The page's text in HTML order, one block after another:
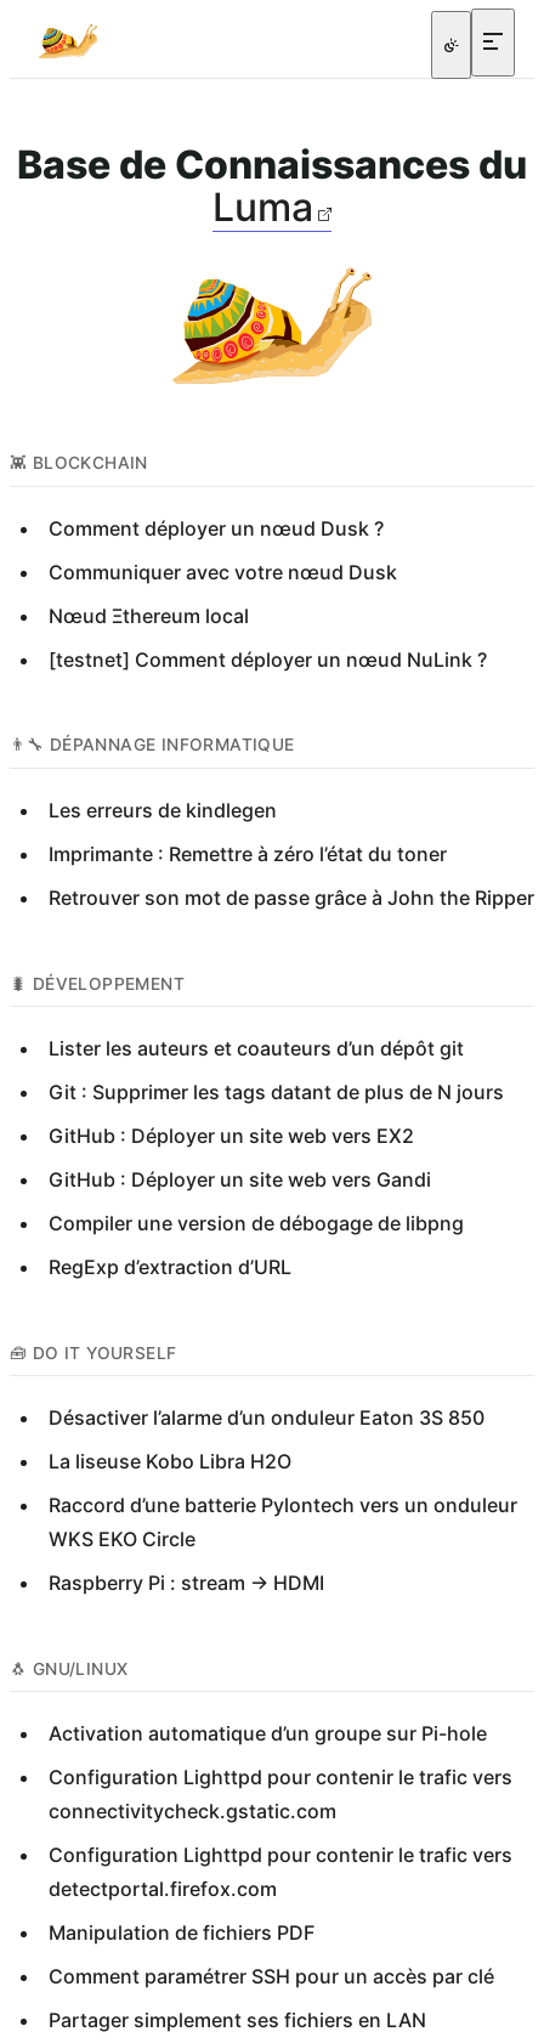
Base de Connaissances du
Luma
👾 BLOCKCHAIN
Comment déployer un nœud Dusk ?
Communiquer avec votre nœud Dusk
Nœud Ξthereum local
[testnet] Comment déployer un nœud NuLink ?
👨‍🔧 DÉPANNAGE INFORMATIQUE
Les erreurs de kindlegen
Imprimante : Remettre à zéro l’état du toner
Retrouver son mot de passe grâce à John the Ripper
🐛 DÉVELOPPEMENT
Lister les auteurs et coauteurs d’un dépôt git
Git : Supprimer les tags datant de plus de N jours
GitHub : Déployer un site web vers EX2
GitHub : Déployer un site web vers Gandi
Compiler une version de débogage de libpng
RegExp d’extraction d’URL
🧰 DO IT YOURSELF
Désactiver l’alarme d’un onduleur Eaton 3S 850
La liseuse Kobo Libra H2O
Raccord d’une batterie Pylontech vers un onduleur
WKS EKO Circle
Raspberry Pi : stream → HDMI
🐧 GNU/LINUX
Activation automatique d’un groupe sur Pi-hole
Configuration Lighttpd pour contenir le trafic vers
connectivitycheck.gstatic.com
Configuration Lighttpd pour contenir le trafic vers
detectportal.firefox.com
Manipulation de fichiers PDF
Comment paramétrer SSH pour un accès par clé
Partager simplement ses fichiers en LAN